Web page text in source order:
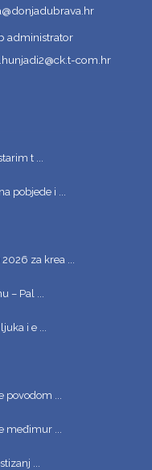
administrator
com.hr
t ...
pobjede i ...
za krea ...
– Pal ...
i e ...
...
međimur ...
...